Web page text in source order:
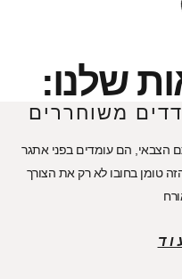
שלנו:
משוחררים
הצבאי, הם עומדים בפני אתגר
טומן בחובו לא רק את הצורך